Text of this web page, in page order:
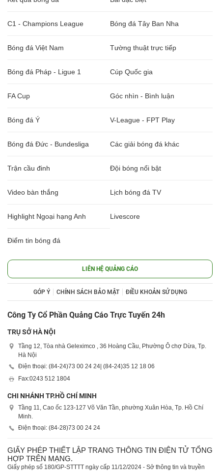
C1 - Champions League Bóng đá Tây Ban Nha
Bóng đá Việt Nam Tường thuật trực tiếp
Bóng đá Pháp - Ligue 1 Cúp Quốc gia
FA Cup Góc nhìn - Bình luận
Bóng đá Ý V-League - FPT Play
Bóng đá Đức - Bundesliga Các giải bóng đá khác
Trận cầu đinh Đội bóng nổi bật
Video bàn thắng Lịch bóng đá TV
Highlight Ngoại hạng Anh Livescore
Điểm tin bóng đá
LIÊN HỆ QUẢNG CÁO
GÓP Ý CHÍNH SÁCH BẢO MẬT ĐIỀU KHOẢN SỬ DỤNG
Công Ty Cổ Phần Quảng Cáo Trực Tuyến 24h
TRỤ SỞ HÀ NỘI
Tầng 12, Tòa nhà Geleximco , 36 Hoàng Cầu, Phường Ô chợ Dừa, Tp.
Hà Nội
Điện thoại: (84-24)73 00 24 24 | (84-24)35 12 18 06
Fax:0243 512 1804
CHI NHÁNH TP.HỒ CHÍ MINH
Tầng 11, Cao ốc 123-127 Võ Văn Tần, phường Xuân Hòa, Tp. Hồ Chí
Minh.
Điện thoại: (84-28)73 00 24 24
GIẤY PHÉP THIẾT LẬP TRANG THÔNG TIN ĐIỆN TỬ TỔNG
HỢP TRÊN MẠNG.
Giấy phép số 180/GP-STTTT ngày cấp 11/12/2024 - Sở thông tin và truyền